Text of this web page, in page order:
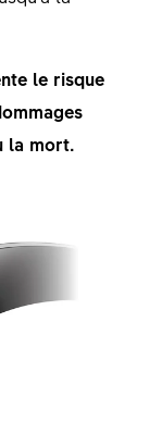
le risque
la mort.